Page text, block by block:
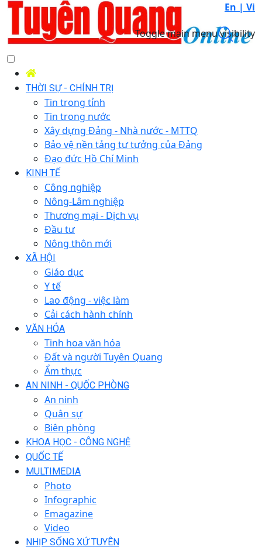
En | Vi
Toggle main menu visibility
THỜI SỰ - CHÍNH TRỊ
Tin trong tỉnh
Tin trong nước
Xây dựng Đảng - Nhà nước - MTTQ
Bảo vệ nền tảng tư tưởng của Đảng
Đạo đức Hồ Chí Minh
KINH TẾ
Công nghiệp
Nông-Lâm nghiệp
Thương mại - Dịch vụ
Đầu tư
Nông thôn mới
XÃ HỘI
Giáo dục
Y tế
Lao động - việc làm
Cải cách hành chính
VĂN HÓA
Tinh hoa văn hóa
Đất và người Tuyên Quang
Ẩm thực
AN NINH - QUỐC PHÒNG
An ninh
Quân sự
Biên phòng
KHOA HỌC - CÔNG NGHỆ
QUỐC TẾ
MULTIMEDIA
Photo
Infographic
Emagazine
Video
NHỊP SỐNG XỨ TUYÊN